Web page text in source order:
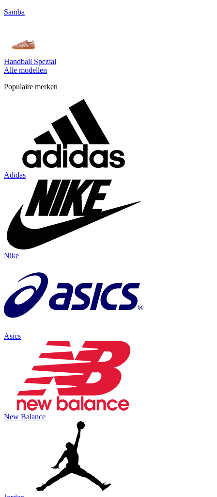
Samba
Handball Spezial
Alle modellen
Populaire merken
Adidas
Nike
Asics
New Balance